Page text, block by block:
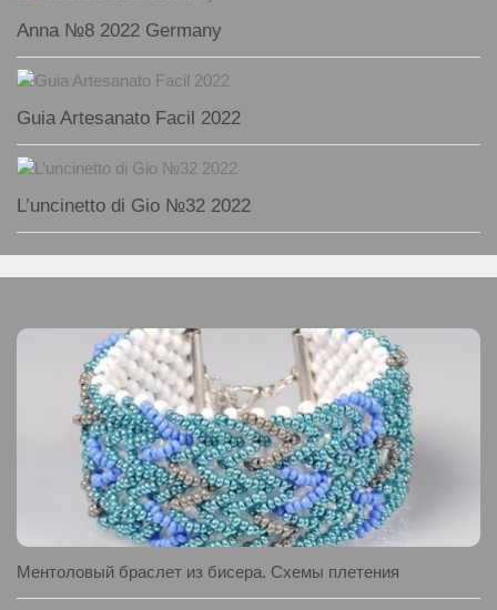
Anna №8 2022 Germany
Guia Artesanato Facil 2022
L’uncinetto di Gio №32 2022
Ментоловый браслет из бисера. Схемы плетения